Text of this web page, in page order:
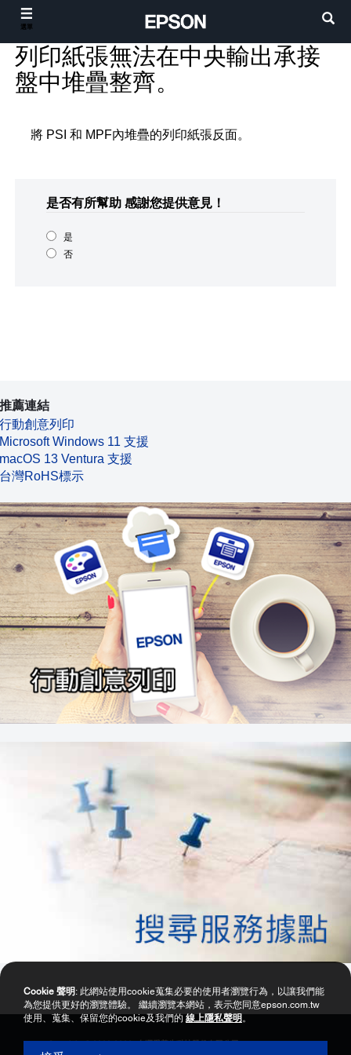
列印紙張無法在中央輸出承接
盤中堆疊整齊。
將 PSI 和 MPF內堆疊的列印紙張反面。
是否有所幫助 感謝您提供意見！
是
否
推薦連結
行動創意列印
Microsoft Windows 11 支援
macOS 13 Ventura 支援
台灣RoHS標示
Copyright © 2000-2026 台灣愛普生科技股份有限公司
Cookie 聲明 : 此網站使用cookie蒐集必要的使用者瀏覽行為，以讓我們能
為您提供更好的瀏覽體驗。 繼續瀏覽本網站，表示您同意epson.com.tw
使用、蒐集、保留您的cookie及我們的 線上隱私聲明 。